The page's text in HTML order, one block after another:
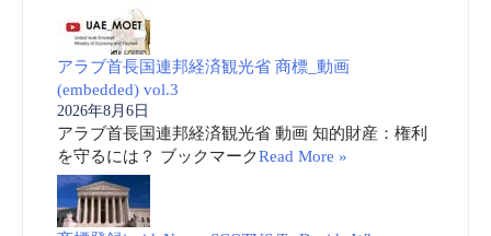
アラブ首長国連邦経済観光省 商標_動画
(embedded) vol.3
2026年8月6日
アラブ首長国連邦経済観光省 動画 知的財産：権利
を守るには？ ブックマークRead More »